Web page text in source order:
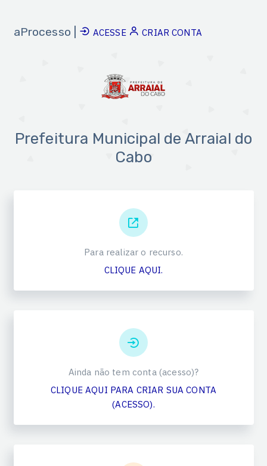
aProcesso | ACESSE CRIAR CONTA
Prefeitura Municipal de Arraial do
Cabo
Para realizar o recurso.
CLIQUE AQUI.
Ainda não tem conta (acesso)?
CLIQUE AQUI PARA CRIAR SUA CONTA
(ACESSO).